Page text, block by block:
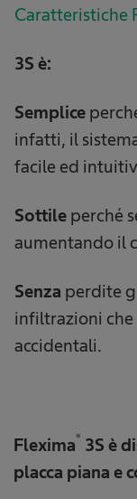
Caratteristiche
3S è:
Semplice
infatti, il
facile ed
Sottile perché
aumentando il
Senza perdite
infiltrazioni
accidentali.
Flexima® 3S è
placca piana e